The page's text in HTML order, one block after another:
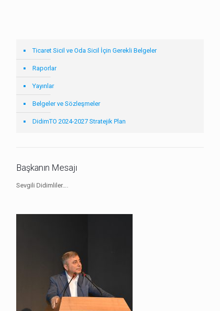
Ticaret Sicil ve Oda Sicil İçin Gerekli Belgeler
Raporlar
Yayınlar
Belgeler ve Sözleşmeler
DidimTO 2024-2027 Stratejik Plan
Başkanın Mesajı
Sevgili Didimliler….